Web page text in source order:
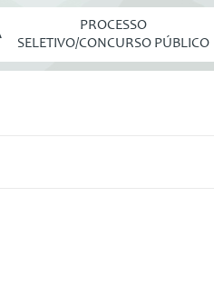
PROCESSO
SELETIVO/CONCURSO PÚBLICO